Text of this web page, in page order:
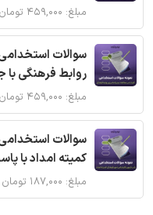
مبلغ: ۴۵۹,۰۰۰ تومان
سوالات
روابط فرهنگی با
مبلغ: ۴۵۹,۰۰۰ تومان
سوالات
کمیته امداد با
مبلغ: ۱۸۷,۰۰۰ تومان